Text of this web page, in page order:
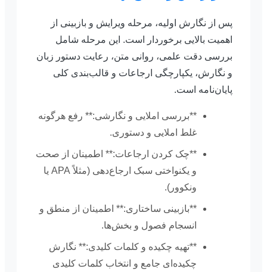
پس از نگارش اولیه، مرحله ویرایش و بازبینی از
اهمیت بالایی برخوردار است. این مرحله شامل
بررسی دقت علمی، روانی متن، رعایت دستور زبان
و نگارش، یکپارچگی ارجاعات و قالب‌بندی کلی
پایان‌نامه است.
**بررسی املایی و نگارشی:** رفع هرگونه
غلط املایی و دستوری.
**چک کردن ارجاعات:** اطمینان از صحت
و یکنواختی سبک ارجاع‌دهی (مثلاً APA یا
ونکوور).
**بازبینی ساختاری:** اطمینان از منطق و
انسجام فصول و بخش‌ها.
**تهیه چکیده و کلمات کلیدی:** نگارش
چکیده‌ای جامع و انتخاب کلمات کلیدی